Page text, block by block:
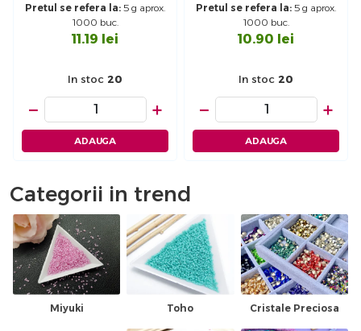
Pretul se refera la: 5 g aprox.
1000 buc.
11.19 lei
In stoc 20
− +
ADAUGA
Pretul se refera la: 5 g aprox.
1000 buc.
10.90 lei
In stoc 20
− +
ADAUGA
Categorii in trend
Miyuki Toho Cristale Preciosa